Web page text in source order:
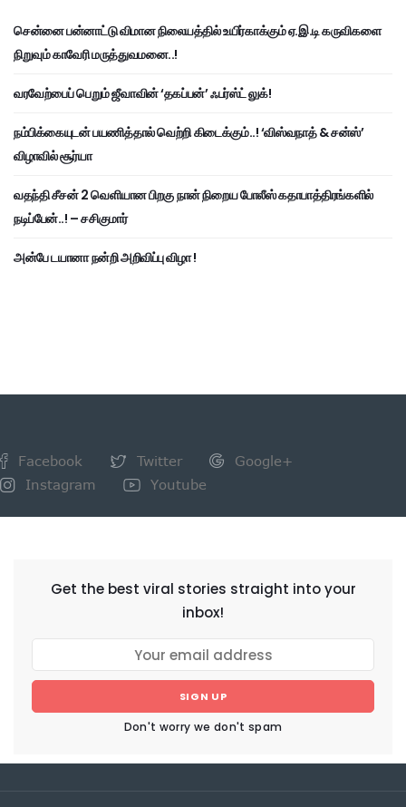
சென்னை பன்னாட்டு விமான நிலையத்தில் உயிர்காக்கும் ஏ.இ.டி கருவிகளை
நிறுவும் காவேரி மருத்துவமனை..!
வரவேற்பைப் பெறும் ஜீவாவின் ‘தகப்பன்’ ஃபர்ஸ்ட் லுக்!
நம்பிக்கையுடன் பயணித்தால் வெற்றி கிடைக்கும்..! ‘விஸ்வநாத் & சன்ஸ்’
விழாவில் சூர்யா
வதந்தி சீசன் 2 வெளியான பிறகு நான் நிறைய போலீஸ் கதாபாத்திரங்களில்
நடிப்பேன்..! – சசிகுமார்
அன்பே டயானா நன்றி அறிவிப்பு விழா !
Facebook Twitter
Google+
Instagram
Youtube
Get the best viral stories straight into your
inbox!
SIGN UP
Don't worry we don't spam